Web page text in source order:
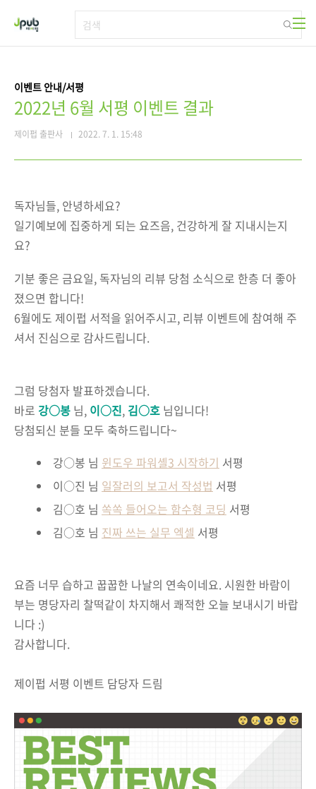
이벤트 안내/서평
2022년 6월 서평 이벤트 결과
제이펍 출판사 2022. 7. 1. 15:48
독자님들, 안녕하세요?
일기예보에 집중하게 되는 요즈음, 건강하게 잘 지내시는지
요?
기분 좋은 금요일, 독자님의 리뷰 당첨 소식으로 한층 더 좋아
졌으면 합니다!
6월에도 제이펍 서적을 읽어주시고, 리뷰 이벤트에 참여해 주
셔서 진심으로 감사드립니다.
그럼 당첨자 발표하겠습니다.
바로 강○봉 님, 이○진, 김○호 님입니다!
당첨되신 분들 모두 축하드립니다~
강○봉 님 윈도우 파워셸3 시작하기 서평
이○진 님 일잘러의 보고서 작성법 서평
김○호 님 쏙쏙 들어오는 함수형 코딩 서평
김○호 님 진짜 쓰는 실무 엑셀 서평
요즘 너무 습하고 꿉꿉한 나날의 연속이네요. 시원한 바람이
부는 명당자리 찰떡같이 차지해서 쾌적한 오늘 보내시기 바랍
니다 :)
감사합니다.
제이펍 서평 이벤트 담당자 드림